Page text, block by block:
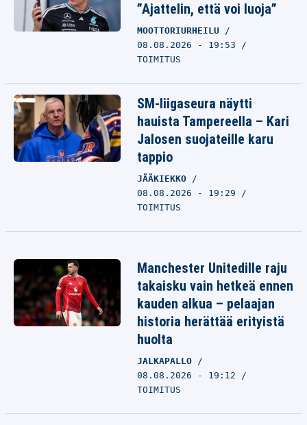
”Ajattelin, että voi luoja”
MOOTTORIURHEILU
08.08.2026 - 19:53
TOIMITUS
SM-liigaseura näytti
hauista Tampereella – Kari
Jalosen suojateille karu
tappio
JÄÄKIEKKO
08.08.2026 - 19:29
TOIMITUS
Manchester Unitedille raju
takaisku vain hetkeä ennen
kauden alkua – pelaajan
historia herättää erityistä
huolta
JALKAPALLO
08.08.2026 - 19:12
TOIMITUS